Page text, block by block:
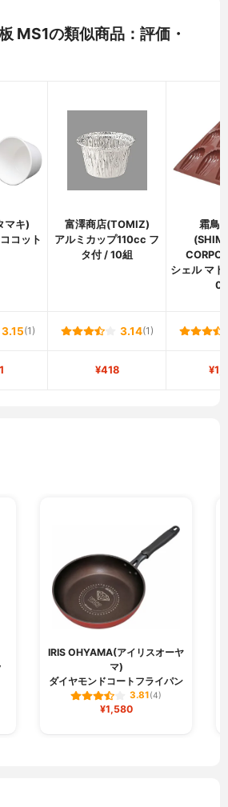
MS1の類似商品：評価・
マキ)
コット
富澤商店(TOMIZ)
アルミカップ110cc フ
タ付 / 10組
霜鳥
シェル マド
3.15(1) 3.14(1)
¥418
IRIS OHYAMA(アイリスオーヤ
マ)
ダイヤモンドコートフライパン
3.81(4)
¥1,580